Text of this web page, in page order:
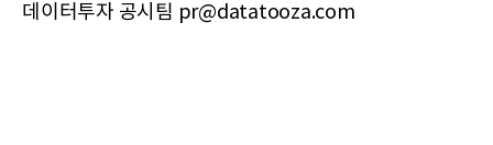
데이터투자 공시팀 pr@datatooza.com